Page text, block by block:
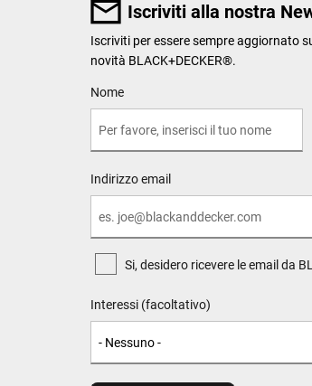
Iscriviti alla nostra
Iscriviti per essere sempre aggiornato
novità BLACK+DECKER®.
User Details
Nome
Indirizzo email
Si, desidero ricevere le email da
Interessi (facoltativo)